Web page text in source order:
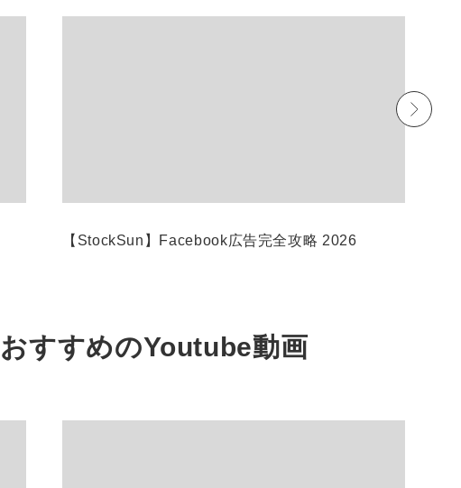
【StockSun】Facebook広告完全攻略 2026
おすすめのYoutube動画